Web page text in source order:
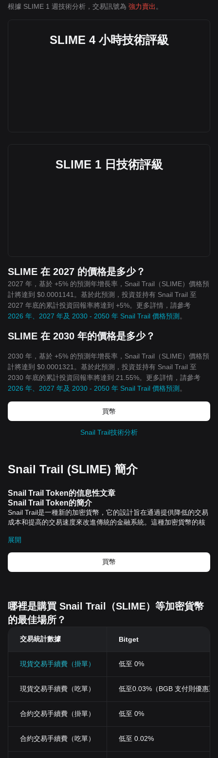
根據 SLIME 1 週技術分析，交易訊號為 強力賣出 。
SLIME 4 小時技術評級
SLIME 1 日技術評級
SLIME 在 2027 的價格是多少？
2027 年，基於 +5% 的預測年增長率，Snail Trail（SLIME）價格預
計將達到 $0.0001141。基於此預測，投資並持有 Snail Trail 至
2027 年底的累計投資回報率將達到 +5%。更多詳情，請參考
2026 年、2027 年及 2030 - 2050 年 Snail Trail 價格預測 。
SLIME 在 2030 年的價格是多少？
2030 年，基於 +5% 的預測年增長率，Snail Trail（SLIME）價格預
計將達到 $0.0001321。基於此預測，投資並持有 Snail Trail 至
2030 年底的累計投資回報率將達到 21.55%。更多詳情，請參考
2026 年、2027 年及 2030 - 2050 年 Snail Trail 價格預測 。
買幣
Snail Trail技術分析
Snail Trail (SLIME) 簡介
Snail Trail Token的信息性文章
Snail Trail Token的簡介
Snail Trail是一種新的加密貨幣，它的設計旨在通過提供降低的交易
成本和提高的交易速度來改進傳統的金融系統。這種加密貨幣的核
用者介面。
Snail Trail Token的歷史意義
的誕生以來，加密貨幣已經以其獨特的形式改變了我們的
生活。對於Snail Trail Token來說，它的出現不僅僅是金融科技進步
發展。
Snail Trail Token的主要特性
去中心化
能夠公開透明，且無法被篡改。這意味著Snail Trail的交易記錄保存
交易透明
這不僅提供了一種抗腐敗、防止欺詐的手段，也使得每個持有Snail
儘管加密貨幣的原理和運作方式可能對一些人來說難以理解，但
程簡單清晰，使用者介面設計考慮到各類使用者的需求，並且提供
展開
買幣
哪裡是購買 Snail Trail（SLIME）等加密貨幣
的最佳場所？
交易統計數據 Bitget
現貨交易手續費（掛單） 低至 0%
現貨交易手續費（吃單） 低至0.03%（BGB 支付則優惠至
合約交易手續費（掛單） 低至 0%
合約交易手續費（吃單） 低至 0.02%